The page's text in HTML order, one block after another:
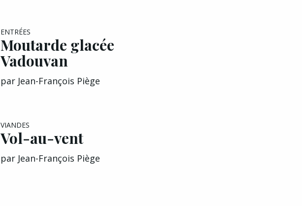
ENTRÉES
Moutarde glacée
Vadouvan
par Jean-François Piège
VIANDES
Vol-au-vent
par Jean-François Piège